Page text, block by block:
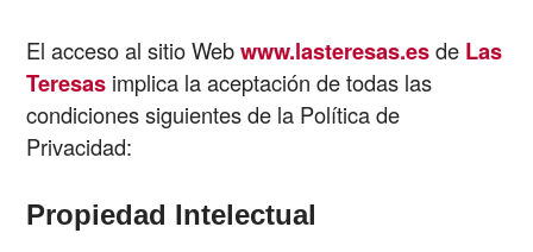
El acceso al sitio Webwww.lasteresas.esde Las
Teresas implica la aceptación de todas las
condiciones siguientes de la Política de
Privacidad:
Propiedad Intelectual